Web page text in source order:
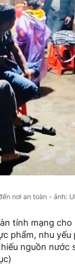
nơi an toàn - ảnh:
tính mạng
phẩm, nhu
nguồn nước